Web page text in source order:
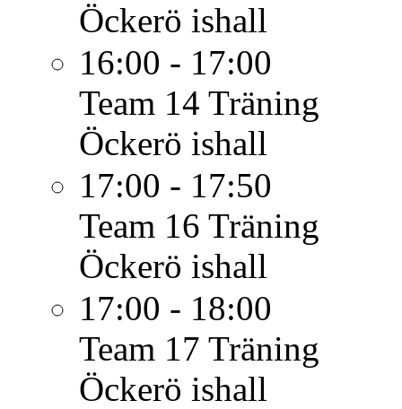
Öckerö ishall
16:00 - 17:00
Team 14 Träning
Öckerö ishall
17:00 - 17:50
Team 16 Träning
Öckerö ishall
17:00 - 18:00
Team 17 Träning
Öckerö ishall